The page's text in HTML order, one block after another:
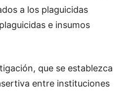
a los plaguicidas
e insumos
que se establezca
entre instituciones